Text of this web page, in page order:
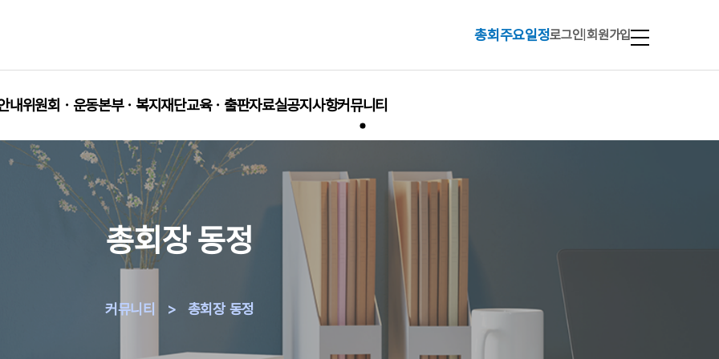
총회주요일정로그인 |회원가입
내위원회ㆍ운동본부ㆍ복지재단교육ㆍ출판자료실공지사항커뮤니티
총회장 동정
커뮤니티 > 총회장 동정